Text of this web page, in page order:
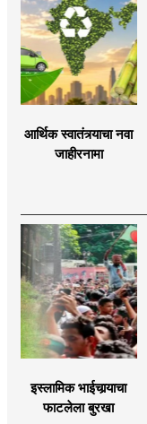
आर्थिक स्वातंत्र्याचा नवा
जाहीरनामा
इस्लामिक भाईचार्‍याचा
फाटलेला बुरखा